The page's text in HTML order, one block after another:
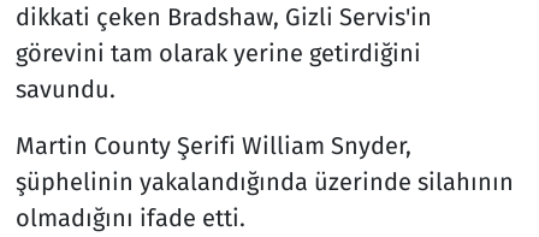
dikkati çeken Bradshaw, Gizli Servis'in
görevini tam olarak yerine getirdiğini
savundu.
Martin County Şerifi William Snyder,
şüphelinin yakalandığında üzerinde silahının
olmadığını ifade etti.